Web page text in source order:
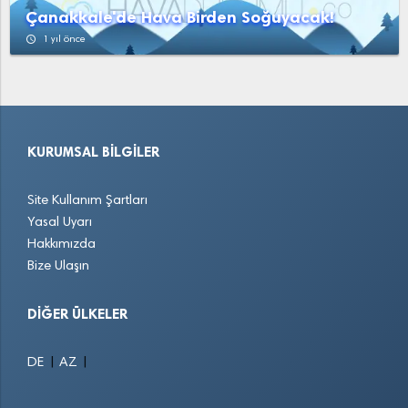
Çanakkale'de Hava Birden Soğuyacak!
access_time 1 yıl önce
KURUMSAL BILGILER
Site Kullanım Şartları
Yasal Uyarı
Hakkımızda
Bize Ulaşın
DIĞER ÜLKELER
DE AZ